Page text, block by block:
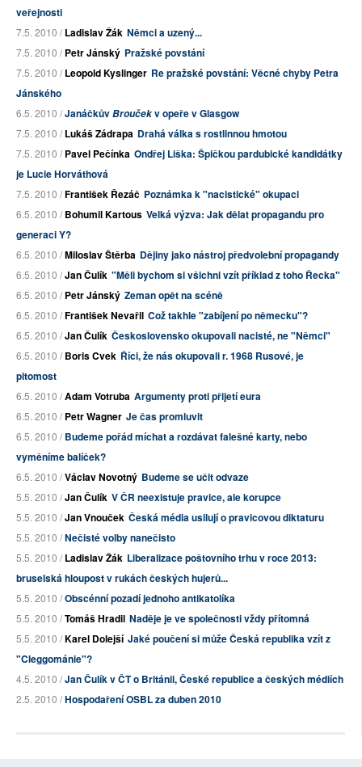
veřejnosti
7.5. 2010 /Ladislav Žák Němci a uzený...
7.5. 2010 /Petr Jánský Pražské povstání
7.5. 2010 /Leopold Kyslinger Re pražské povstání: Věcné chyby Petra
Jánského
6.5. 2010 /JanáčkůvBroučekv opeře v Glasgow
7.5. 2010 /Lukáš Zádrapa Drahá válka s rostlinnou hmotou
7.5. 2010 /Pavel Pečínka Ondřej Liška: Špičkou pardubické kandidátky
je Lucie Horváthová
7.5. 2010 /František Řezáč Poznámka k "nacistické" okupaci
6.5. 2010 /Bohumil Kartous Velká výzva: Jak dělat propagandu pro
generaci Y?
6.5. 2010 /Miloslav Štěrba Dějiny jako nástroj předvolební propagandy
6.5. 2010 /Jan Čulík "Měli bychom si všichni vzít příklad z toho Řecka"
6.5. 2010 /Petr Jánský Zeman opět na scéně
6.5. 2010 /František Nevařil Což takhle "zabíjení po německu"?
6.5. 2010 /Jan Čulík Československo okupovali nacisté, ne "Němci"
6.5. 2010 /Boris Cvek Říci, že nás okupovali r. 1968 Rusové, je
pitomost
6.5. 2010 /Adam Votruba Argumenty proti přijetí eura
6.5. 2010 /Petr Wagner Je čas promluvit
6.5. 2010 /Budeme pořád míchat a rozdávat falešné karty, nebo
vyměníme balíček?
6.5. 2010 /Václav Novotný Budeme se učit odvaze
5.5. 2010 /Jan Čulík V ČR neexistuje pravice, ale korupce
5.5. 2010 /Jan Vnouček Česká média usilují o pravicovou diktaturu
5.5. 2010 /Nečisté volby nanečisto
5.5. 2010 /Ladislav Žák Liberalizace poštovního trhu v roce 2013:
bruselská hloupost v rukách českých hujerů...
5.5. 2010 /Obscénní pozadí jednoho antikatolíka
5.5. 2010 /Tomáš Hradil Naděje je ve společnosti vždy přítomná
5.5. 2010 /Karel Dolejší Jaké poučení si může Česká republika vzít z
"Cleggománie"?
4.5. 2010 /Jan Čulík v ČT o Británii, České republice a českých médiích
2.5. 2010 /Hospodaření OSBL za duben 2010